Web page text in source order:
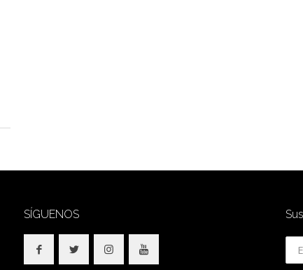
SÍGUENOS